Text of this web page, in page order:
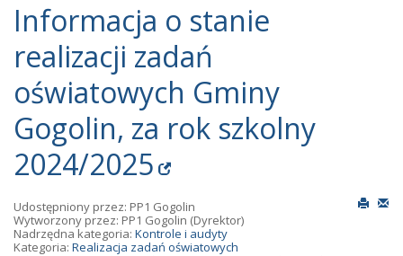
Informacja o stanie
realizacji zadań
oświatowych Gminy
Gogolin, za rok szkolny
2024/2025
Udostępniony przez: PP1 Gogolin
Wytworzony przez: PP1 Gogolin (Dyrektor)
Nadrzędna kategoria: Kontrole i audyty
Kategoria: Realizacja zadań oświatowych